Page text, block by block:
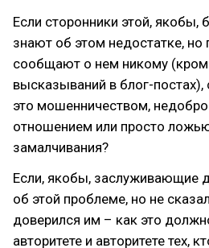
Если сторонники этой, якобы,
знают об этом недостатке, но
сообщают о нем никому
высказываний в блог-постах),
это мошенничеством,
отношением или просто
замалчивания?
Если, якобы, заслуживающие
об этой проблеме, но не
доверился им – как это
авторитете и авторитете тех,